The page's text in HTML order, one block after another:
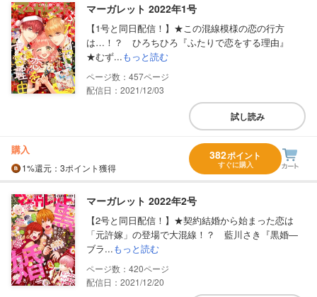
マーガレット 2022年1号
【1号と同日配信！】★この混線模様の恋の行方
は…！？ ひろちひろ『ふたりで恋をする理由』
★むず...もっと読む
457
配信日：2021/12/03
試し読み
購入
1%還元 ：3ポイント獲得
382ポイント
すぐに購入
マーガレット 2022年2号
【2号と同日配信！】★契約結婚から始まった恋は
「元許嫁」の登場で大混線！？ 藍川さき『黒婚―
ブラ...もっと読む
420
配信日：2021/12/20